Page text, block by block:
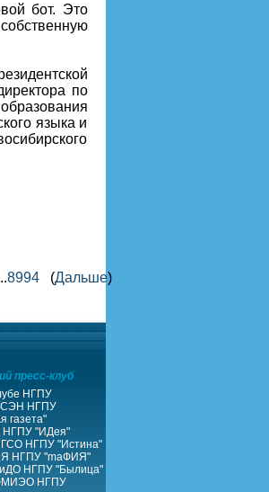
бот. Это
по
языка и
8994(Дальше)
пресс-клуб
НГПУ
НГПУ
газета"
НГПУ "ИДея"
НГПУ "Истина"
НГПУ "maФИЯ"
НГПУ "Былица"
НГПУ